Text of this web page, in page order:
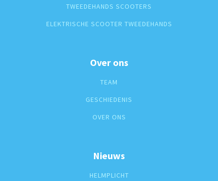
TWEEDEHANDS SCOOTERS
ELEKTRISCHE SCOOTER TWEEDEHANDS
Over ons
TEAM
GESCHIEDENIS
OVER ONS
Nieuws
HELMPLICHT